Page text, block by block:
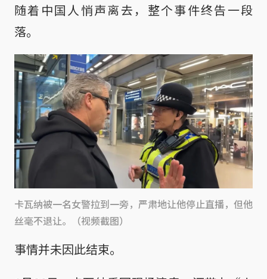
随着中国人悄声离去，整个事件终告一段
落。
卡瓦纳被一名女警拉到一旁，严肃地让他停止直播，但他
丝毫不退让。（视频截图）
事情并未因此结束。